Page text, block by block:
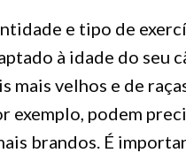
e tipo de
à idade do seu
mais velhos e de
exemplo, podem
brandos. É